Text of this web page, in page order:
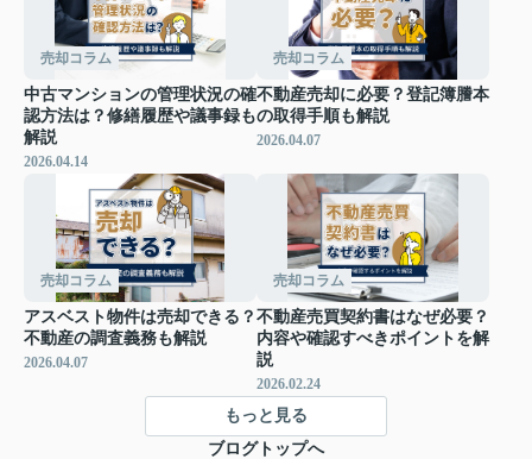
売却コラム
中古マンションの管理状況の確
認方法は？修繕履歴や議事録も
解説
2026.04.14
売却コラム
不動産売却に必要？登記簿謄本
の取得手順も解説
2026.04.07
売却コラム
アスベスト物件は売却できる？
不動産の調査義務も解説
2026.04.07
売却コラム
不動産売買契約書はなぜ必要？
内容や確認すべきポイントを解
説
2026.02.24
もっと見る
ブログトップへ